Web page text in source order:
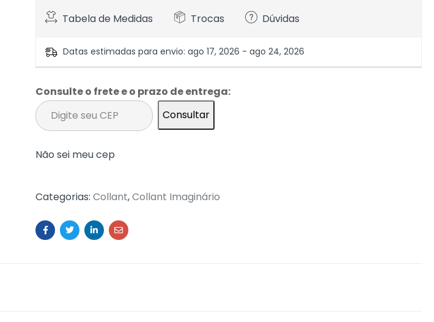
Tabela de Medidas Trocas Dúvidas
Datas estimadas para envio: ago 17, 2026 - ago 24, 2026
Consulte o frete e o prazo de entrega:
Consultar
Não sei meu cep
Categorias: Collant,Collant Imaginário